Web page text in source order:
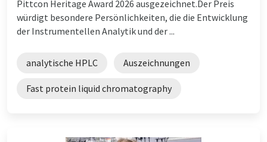
Pittcon Heritage Award 2026 ausgezeichnet.Der Preis
würdigt besondere Persönlichkeiten, die die Entwicklung
der Instrumentellen Analytik und der ...
analytische HPLC Auszeichnungen
Fast protein liquid chromatography